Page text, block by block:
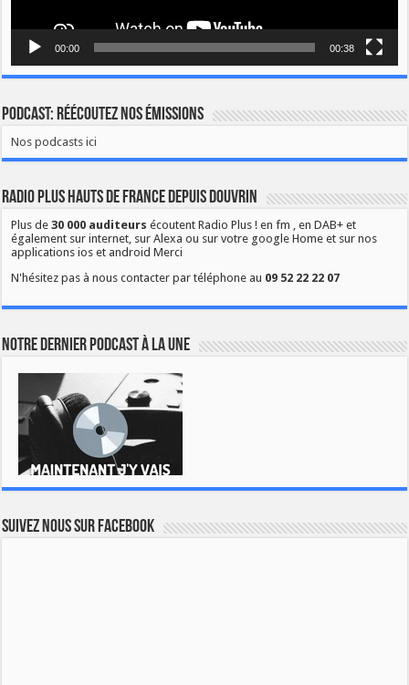
00:00 00:38
Podcast: Réécoutez nos émissions
Nos podcasts ici
Radio Plus Hauts de France depuis Douvrin
Plus de30 000 auditeurs écoutent Radio Plus ! en fm , en DAB+ et
également sur internet, sur Alexa ou sur votre google Home et sur nos
applications ios et android Merci
N'hésitez pas à nous contacter par téléphone au 09 52 22 22 07
Notre dernier podcast à la une
Suivez nous sur Facebook